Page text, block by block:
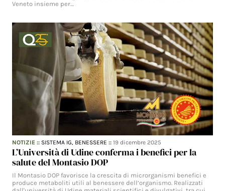
Veneto insieme per…
NOTIZIE :: SISTEMA IG, BENESSERE ::19 dicembre 2025
L’Università di Udine conferma i benefici per la
salute del Montasio DOP
Il Montasio DOP favorisce la crescita di microrganismi benefici e
produce metaboliti utili al benessere dell’organismo. Realizzati